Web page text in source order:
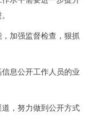
加强监督检查，狠抓
息公开工作人员的业
，努力做到公开方式